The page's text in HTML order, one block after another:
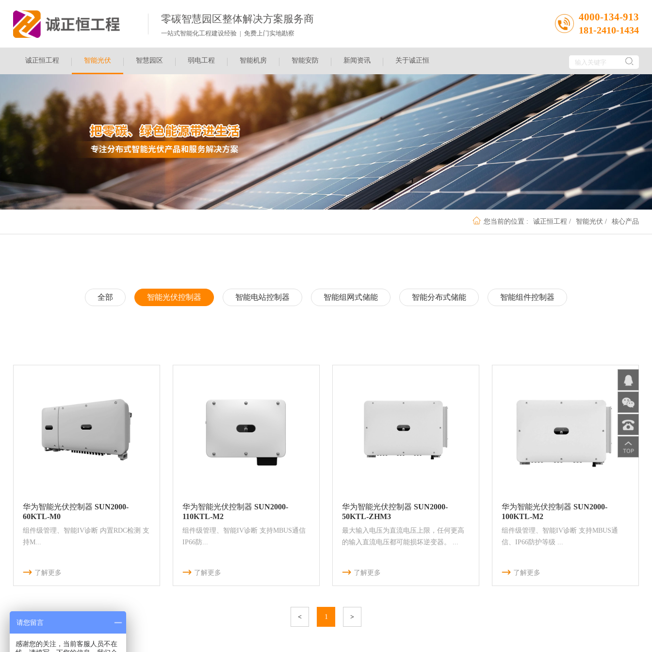
零碳智慧园区整体解决方案服务商
一站式智能化工程建设经验 | 免费上门实地勘察
4000-134-913
181-2410-1434
诚正恒工程 智能光伏 智慧园区 弱电工程 智能机房 智能安防 新闻资讯 关于诚正恒
您当前的位置 : 诚正恒工程 / 智能光伏 / 核心产品
全部 智能光伏控制器 智能电站控制器 智能组网式储能 智能分布式储能 智能组件控制器
华为智能光伏控制器 SUN2000-
60KTL-M0
组件级管理、智能IV诊断 内置RDC检测 支
持M...
了解更多
华为智能光伏控制器 SUN2000-
110KTL-M2
组件级管理、智能IV诊断 支持MBUS通信
IP66防...
了解更多
华为智能光伏控制器 SUN2000-
50KTL-ZHM3
最大输入电压为直流电压上限，任何更高
的输入直流电压都可能损坏逆变器。 ...
了解更多
华为智能光伏控制器 SUN2000-
100KTL-M2
组件级管理、智能IV诊断 支持MBUS通
信、IP66防护等级 ...
了解更多
< 1 >
请您留言
感谢您的关注，当前客服人员不在